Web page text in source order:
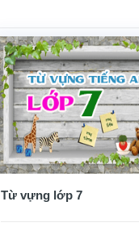
Từ vựng lớp 7